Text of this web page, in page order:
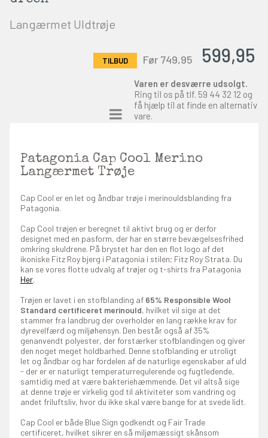
Langærmet Uldtrøje
599,95
Før 749,95
Varen er desværre udsolgt.
Ring til os på tlf. 59 44 32 12 og
få hjælp til at finde en alternativ
vare.
Patagonia Cap Cool Merino
Langærmet Trøje
Cap Cool er en let og åndbar trøje i merinouldsblanding fra
Patagonia.
Cap Cool trøjen er beregnet til aktivt brug og er derfor
designet med en pasform, der har en større bevægelsesfrihed
omkring skuldrene. På brystet har den en flot logo af det
ikoniske Fitz Roy bjerg i Patagonia i stilen; Fitz Roy Strata. Du
kan se vores flotte udvalg af trøjer og t-shirts fra Patagonia
Her.
Trøjen er lavet i en stofblanding af 65% Responsible Wool
Standard certificeret merinould, hvilket vil sige at det
stammer fra landbrug der overholder en lang række krav for
dyrevelfærd og miljøhensyn. Den består også af 35%
genanvendt polyester, der forstærker stofblandingen og giver
den noget meget holdbarhed. Denne stofblanding er utroligt
let og åndbar og har fordelen af de naturlige egenskaber af uld
- der er er naturligt temperaturregulerende og fugtledende,
samtidig med at være bakteriehæmmende. Det vil altså sige
at denne trøje er virkelig god til aktiviteter som vandring og
andet friluftsliv, hvor du ikke skal være bange for at svede lidt.
Cap Cool er både Blue Sign godkendt og Fair Trade
certificeret, hvilket sikrer en så miljømæssigt skånsom